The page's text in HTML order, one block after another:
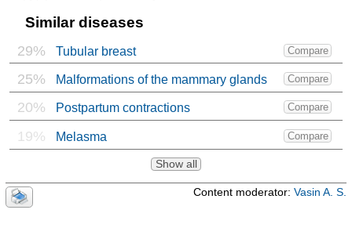
Similar diseases
29% Compare
Tubular breast
25% Compare
Malformations of the mammary glands
20% Compare
Postpartum contractions
19% Compare
Melasma
Show all
Content moderator:Vasin A. S.